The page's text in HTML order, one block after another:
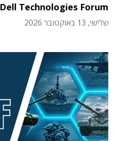
Dell Technologies Forum
שלישי, 13 באוקטובר 2026